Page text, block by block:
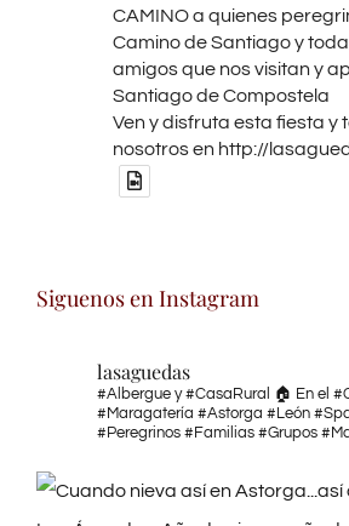
CAMINO a quienes
Camino de Santiago y
amigos que nos visitan y
Santiago de Compostela
Ven y disfruta esta fiesta y
nosotros en http://
auténtico auge, el número
ha multiplicado por diez
fenómeno mundial, con un
peregrinos extranjeros y
Siguenos en Instagram
lasaguedas
#Albergue y #CasaRural 🏠 En el
#Maragatería #Astorga #León
#Peregrinos #Familias #Grupos